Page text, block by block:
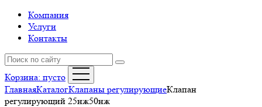
Компания
Услуги
Контакты
Корзина: пусто
ГлавнаяКаталогКлапаны регулирующиеКлапан
регулирующий 25нж50нж